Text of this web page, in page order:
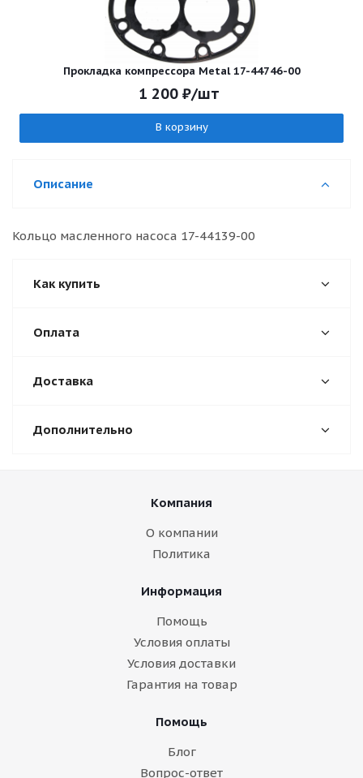
Прокладка компрессора Metal 17-44746-00
1 200₽/шт
В корзину
Описание
Кольцо масленного насоса 17-44139-00
Как купить
Оплата
Доставка
Дополнительно
Компания
О компании
Политика
Информация
Помощь
Условия оплаты
Условия доставки
Гарантия на товар
Помощь
Блог
Вопрос-ответ